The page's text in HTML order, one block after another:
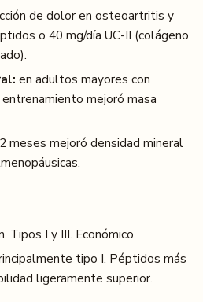
de dolor en osteoartritis y
o 40 mg/día UC-II (colágeno
en adultos mayores con
mejoró masa
meses mejoró densidad mineral
Tipos I y III. Económico.
tipo I. Péptidos más
ligeramente superior.